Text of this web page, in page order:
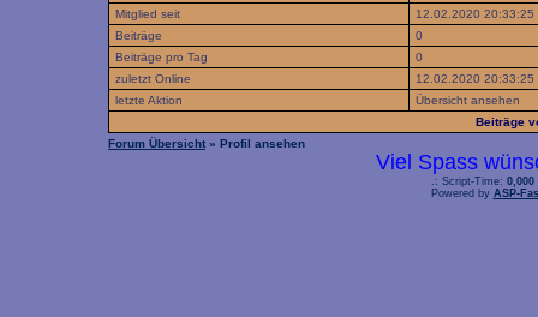
Mitglied seit
12.02.2020 20:33:25
Beiträge
0
Beiträge pro Tag
0
zuletzt Online
12.02.2020 20:33:25
letzte Aktion
Übersicht ansehen
Beiträge
Forum Übersicht » Profil ansehen
Viel Spass
.: Script-Time: 0,000
Powered by ASP-